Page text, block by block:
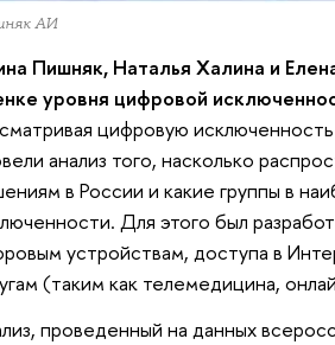
АИ
Пишняк, Наталья Халина и
уровня цифровой
цифровую
анализ того, насколько
в России и какие группы в
Для этого был
устройствам, доступа в
(таким как телемедицина,
проведенный на данных